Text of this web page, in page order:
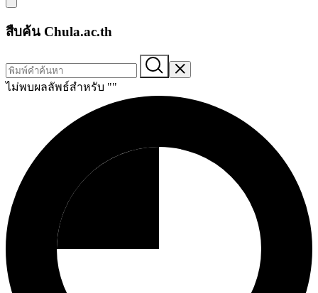
สืบค้น Chula.ac.th
ไม่พบผลลัพธ์สำหรับ ""